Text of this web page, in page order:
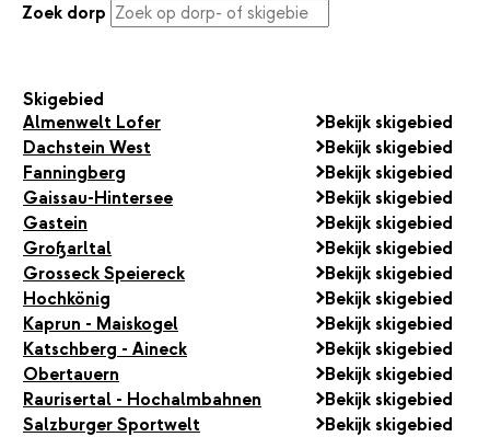
Zoek dorp
Skigebied
Almenwelt Lofer
Bekijk skigebied
Dachstein West
Bekijk skigebied
Fanningberg
Bekijk skigebied
Gaissau-Hintersee
Bekijk skigebied
Gastein
Bekijk skigebied
Großarltal
Bekijk skigebied
Grosseck Speiereck
Bekijk skigebied
Hochkönig
Bekijk skigebied
Kaprun - Maiskogel
Bekijk skigebied
Katschberg - Aineck
Bekijk skigebied
Obertauern
Bekijk skigebied
Raurisertal - Hochalmbahnen
Bekijk skigebied
Salzburger Sportwelt
Bekijk skigebied